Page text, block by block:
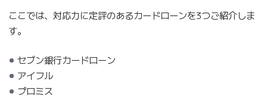
ここでは、対応力に定評のあるカードローンを3つご紹介しま
す。
セブン銀行カードローン
アイフル
プロミス